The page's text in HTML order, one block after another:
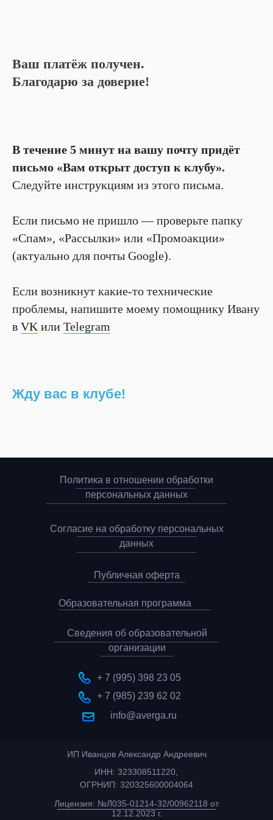
Ваш платёж получен.
Благодарю за доверие!
В течение 5 минут на вашу почту придёт
письмо «Вам открыт доступ к клубу».
Следуйте инструкциям из этого письма.
Если письмо не пришло — проверьте папку
«Спам», «Рассылки» или «Промоакции»
(актуально для почты Google).
Если возникнут какие-то технические
проблемы, напишите моему помощнику Ивану
в VK или Telegram
Жду вас в клубе!
Политика в отношении обработки
персональных данных
Согласие на обработку персональных
данных
+ 7 (995) 398 23 05
info@averga.ru
ИП Иванцов Александр Андреевич
ИНН: 323308511220,
ОГРНИП: 320325600004064
Публичная оферта
Лицензия: №Л035-01214-32/00962118 от
12.12.2023 г.
Образовательная программа
+ 7 (985) 239 62 02
Сведения об образовательной
организации